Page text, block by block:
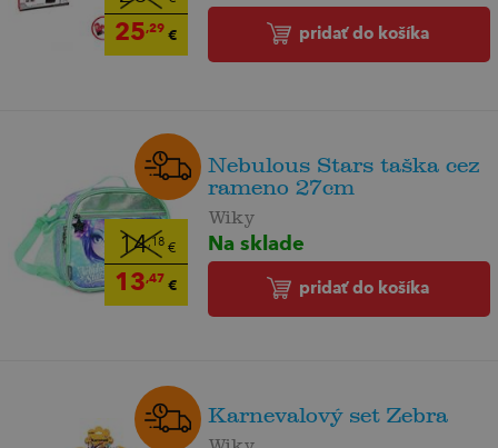
25,29 € pridať do košíka
14,18€
13,47 €
Nebulous Stars taška cez
rameno 27cm
Wiky
Na sklade
pridať do košíka
Karnevalový set Zebra
Wiky